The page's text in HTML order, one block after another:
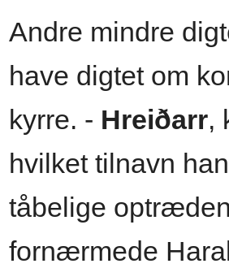
Andre mindre
have digtet om
kyrre. - Hreiðarr,
hvilket tilnavn
tåbelige
fornærmede